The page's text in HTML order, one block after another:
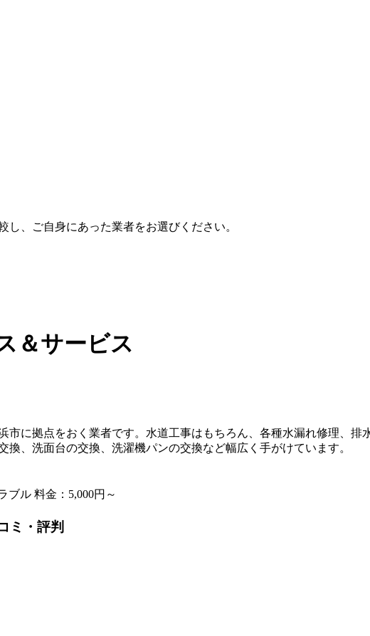
、ご自身にあった業者をお選びください。
＆サービス
に拠点をおく業者です。水道工事はもちろん、各種水漏れ修理、排
、洗面台の交換、洗濯機パンの交換など幅広く手がけています。
ブル 料金：5,000円～
ミ・評判